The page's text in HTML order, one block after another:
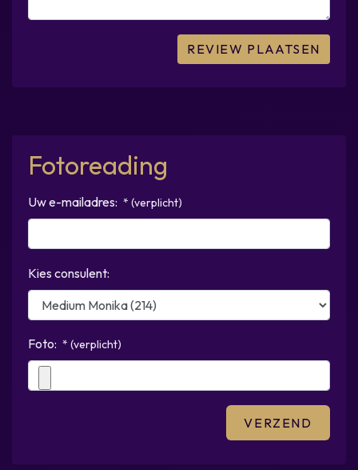
Fotoreading
Uw e-mailadres: * (verplicht)
Kies consulent:
Foto: * (verplicht)